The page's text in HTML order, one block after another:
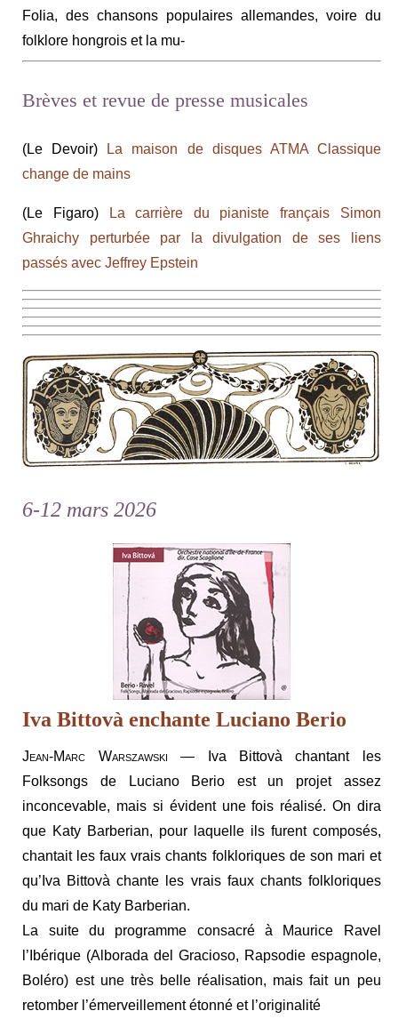
Folia, des chansons populaires allemandes, voire du
folklore hongrois et la mu-
Brèves et revue de presse musicales
(Le Devoir)
La maison de disques ATMA Classique
change de mains
(Le Figaro)
La carrière du pianiste français Simon
Ghraichy perturbée par la divulgation de ses liens
passés avec Jeffrey Epstein
6-12 mars 2026
Iva Bittovà enchante Luciano Berio
Jean-Marc Warszawski — Iva Bittovà chantant les
Folksongs de Luciano Berio est un projet assez
inconcevable, mais si évident une fois réalisé. On dira
que Katy Barberian, pour laquelle ils furent composés,
chantait les faux vrais chants folkloriques de son mari et
qu’Iva Bittovà chante les vrais faux chants folkloriques
du mari de Katy Barberian.
La suite du programme consacré à Maurice Ravel
l’Ibérique (Alborada del Gracioso, Rapsodie espagnole,
Boléro) est une très belle réalisation, mais fait un peu
retomber l’émerveillement étonné et l’originalité